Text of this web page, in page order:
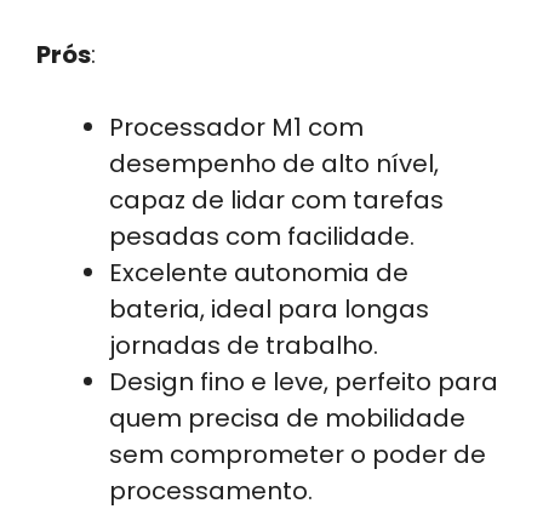
Prós:
Processador M1 com
desempenho de alto nível,
capaz de lidar com tarefas
pesadas com facilidade.
Excelente autonomia de
bateria, ideal para longas
jornadas de trabalho.
Design fino e leve, perfeito para
quem precisa de mobilidade
sem comprometer o poder de
processamento.